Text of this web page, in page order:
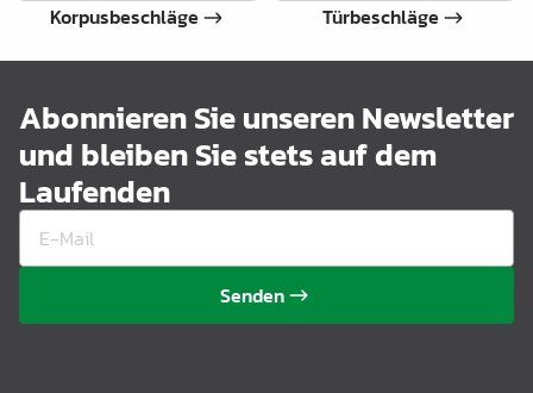
Korpusbeschläge Türbeschläge
Abonnieren Sie unseren Newsletter
und bleiben Sie stets auf dem
Laufenden
Senden